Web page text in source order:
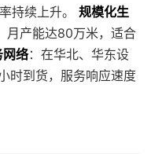
持续上升。 规模化生
月产能达80万米，适合
网络：在华北、华东设
时到货，服务响应速度